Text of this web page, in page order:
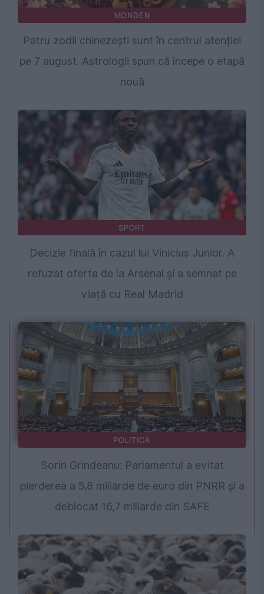
MONDEN
Patru zodii chinezești sunt în centrul atenției
pe 7 august. Astrologii spun că începe o etapă
nouă
SPORT
Decizie finală în cazul lui Vinicius Junior. A
refuzat oferta de la Arsenal și a semnat pe
viață cu Real Madrid
POLITICA
Sorin Grindeanu: Parlamentul a evitat
pierderea a 5,8 miliarde de euro din PNRR și a
deblocat 16,7 miliarde din SAFE